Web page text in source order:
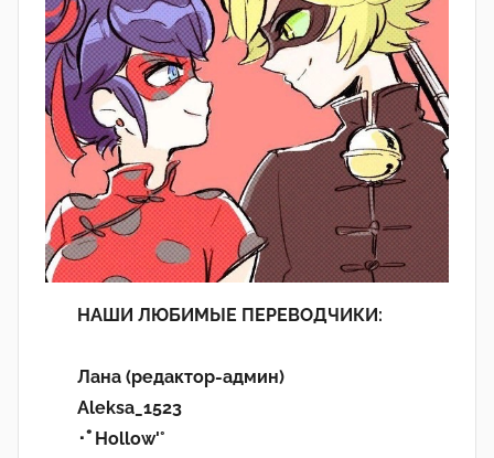
НАШИ ЛЮБИМЫЕ ПЕРЕВОДЧИКИ:
Лана (редактор-админ)
Aleksa_1523
･ﾟHollow'°